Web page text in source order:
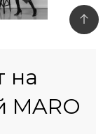
на
MARO